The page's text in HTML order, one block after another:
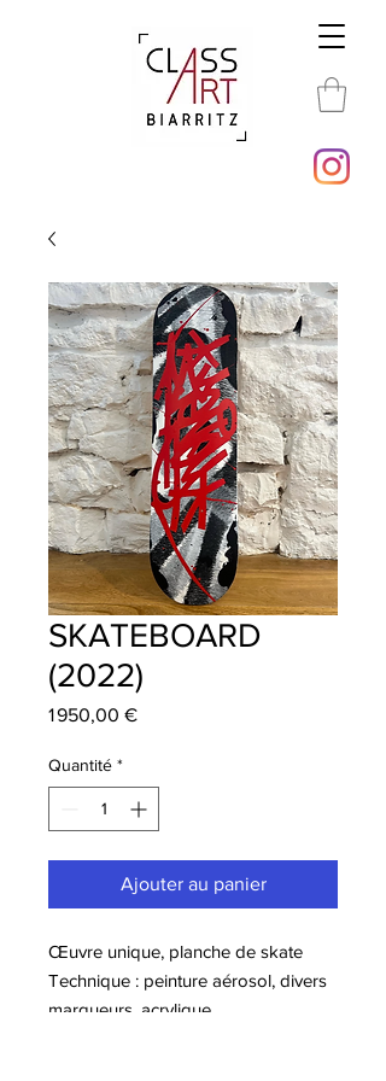
SKATEBOARD
(2022)
1 950,00 €Prix
Quantité *
Ajouter au panier
Œuvre unique, planche de skate
Technique : peinture aérosol, divers
marqueurs, acrylique